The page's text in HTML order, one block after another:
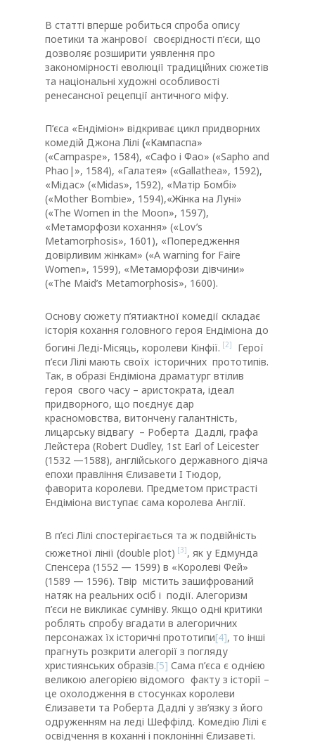
В статті вперше робиться спроба опису
поетики та жанрової своєрідності п’єси, що
дозволяє розширити уявлення про
закономірності еволюції традиційних сюжетів
та національні художні особливості
ренесансної рецепції античного міфу.
П’єса «Ендіміон» відкриває цикл придворних
комедій Джона Лілі («Кампаспа»
(«Campasрe», 1584), «Сафо і Фао» («Sapho and
Phao|», 1584), «Галатея» («Gallathea», 1592),
«Мідас» («Midas», 1592), «Матір Бомбі»
(«Mother Bombie», 1594),«Жінка на Луні»
(«The Women in the Moon», 1597),
«Метаморфози кохання» («Lov’s
Metamorphosis», 1601), «Попередження
довірливим жінкам» («A warning for Faire
Women», 1599), «Метаморфози дівчини»
(«The Maid’s Metamorphosis», 1600).
Основу сюжету п’ятиактної комедії складає
історія кохання головного героя Ендіміона до
богині Леді-Місяць, королеви Кінфії. [2]
Герої
п’єси Лілі мають своїх історичних прототипів.
Так, в образі Ендіміона драматург втілив
героя свого часу – аристократа, ідеал
придворного, що поєднує дар
красномовства, витончену галантність,
лицарську відвагу – Роберта Дадлі, графа
Лейстера (Robert Dudley, 1st Earl of Leicester
(1532 —1588), англійського державного діяча
епохи правління Єлизавети I Тюдор,
фаворита королеви. Предметом пристрасті
Ендіміона виступає сама королева Англії.
В п’єсі Лілі спостерігається та ж подвійність
сюжетної лінії (double plot) [3], як у Едмунда
Спенсера (1552 — 1599) в «Королеві Фей»
(1589 — 1596). Твір містить зашифрований
натяк на реальних осіб і події. Алегоризм
п’єси не викликає сумніву. Якщо одні критики
роблять спробу вгадати в алегоричних
персонажах їх історичні прототипи[4], то інші
прагнуть розкрити алегорії з погляду
християнських образів.[5] Сама п’єса є однією
великою алегорією відомого факту з історії –
це охолодження в стосунках королеви
Єлизавети та Роберта Дадлі у зв’язку з його
одруженням на леді Шеффілд. Комедію Лілі є
освідчення в коханні і поклонінні Єлизаветі.